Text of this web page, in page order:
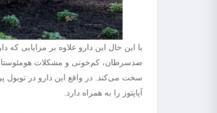
با این حال این دارو علاوه بر مزایایی که
ضدسرطان، کم‌خونی و مشکلات
سخت می‌کند. در واقع این دارو در توبول
آپاپتوز را به همراه دارد.